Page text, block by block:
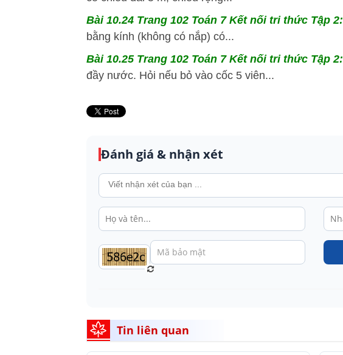
Bài 10.24 Trang 102 Toán 7 Kết nối tri thức Tập 2:
bằng kính (không có nắp) có...
Bài 10.25 Trang 102 Toán 7 Kết nối tri thức Tập 2:
đầy nước. Hỏi nếu bỏ vào cốc 5 viên...
Đánh giá & nhận xét
Tin liên quan